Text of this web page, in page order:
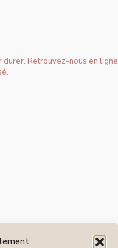
Retrouvez-nous en ligne